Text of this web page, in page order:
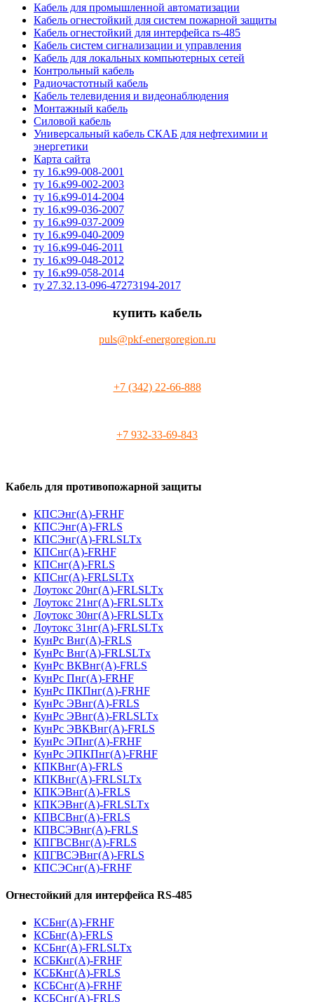
Кабель для промышленной автоматизации
Кабель огнестойкий для систем пожарной защиты
Кабель огнестойкий для интерфейса rs-485
Кабель систем сигнализации и управления
Кабель для локальных компьютерных сетей
Контрольный кабель
Радиочастотный кабель
Кабель телевидения и видеонаблюдения
Монтажный кабель
Силовой кабель
Универсальный кабель СКАБ для нефтехимии и
энергетики
Карта сайта
ту 16.к99-008-2001
ту 16.к99-002-2003
ту 16.к99-014-2004
ту 16.к99-036-2007
ту 16.к99-037-2009
ту 16.к99-040-2009
ту 16.к99-046-2011
ту 16.к99-048-2012
ту 16.к99-058-2014
ту 27.32.13-096-47273194-2017
купить кабель
puls@pkf-energoregion.ru
+7 (342) 22-66-888
+7 932-33-69-843
Кабель для противопожарной защиты
КПСЭнг(А)-FRHF
КПСЭнг(А)-FRLS
КПСЭнг(А)-FRLSLTx
КПСнг(А)-FRHF
КПСнг(А)-FRLS
КПСнг(А)-FRLSLTx
Лоутокс 20нг(А)-FRLSLTx
Лоутокс 21нг(А)-FRLSLTx
Лоутокс 30нг(А)-FRLSLTx
Лоутокс 31нг(А)-FRLSLTx
КунРс Внг(А)-FRLS
КунРс Внг(А)-FRLSLTx
КунРс ВКВнг(А)-FRLS
КунРс Пнг(А)-FRHF
КунРс ПКПнг(А)-FRHF
КунРс ЭВнг(А)-FRLS
КунРс ЭВнг(А)-FRLSLTx
КунРс ЭВКВнг(А)-FRLS
КунРс ЭПнг(А)-FRHF
КунРс ЭПКПнг(А)-FRHF
КПКВнг(А)-FRLS
КПКВнг(А)-FRLSLTx
КПКЭВнг(А)-FRLS
КПКЭВнг(А)-FRLSLTx
КПВСВнг(А)-FRLS
КПВСЭВнг(А)-FRLS
КПГВСВнг(А)-FRLS
КПГВСЭВнг(А)-FRLS
КПСЭСнг(А)-FRHF
Огнестойкий для интерфейса RS-485
КСБнг(А)-FRHF
КСБнг(А)-FRLS
КСБнг(А)-FRLSLTx
КСБКнг(А)-FRHF
КСБКнг(А)-FRLS
КСБСнг(А)-FRHF
КСБСнг(А)-FRLS